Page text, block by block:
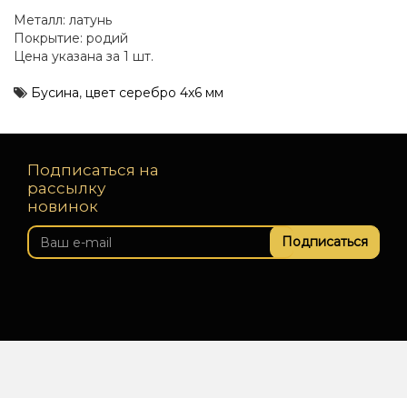
Металл: латунь
Покрытие: родий
Цена указана за 1 шт.
Бусина, цвет серебро 4х6 мм
Подписаться на
рассылку
новинок
Подписаться